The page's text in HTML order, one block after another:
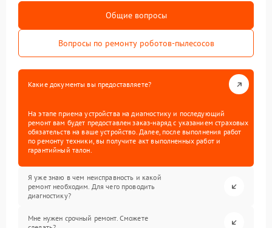
Общие вопросы
Вопросы по ремонту роботов-пылесосов
Какие документы вы предоставляете?
На этапе приема устройства на диагностику и последующий
ремонт вам будет предоставлен заказ-наряд с указанием страховых
обязательств на ваше устройство. Далее, после выполнения работ
по ремонту техники, вы получите акт выполненных работ и
гарантийный талон.
Я уже знаю в чем неисправность и какой
ремонт необходим. Для чего проводить
диагностику?
Мне нужен срочный ремонт. Сможете